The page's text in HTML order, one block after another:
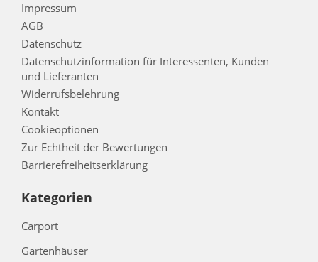
Impressum
AGB
Datenschutz
Datenschutzinformation für Interessenten, Kunden
und Lieferanten
Widerrufsbelehrung
Kontakt
Cookieoptionen
Zur Echtheit der Bewertungen
Barrierefreiheitserklärung
Kategorien
Carport
Gartenhäuser